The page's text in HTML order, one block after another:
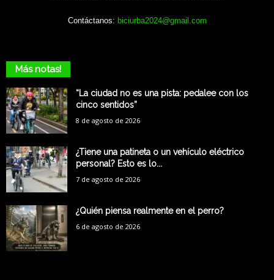
Contáctanos: biciurba2024@gmail.com
Más notas!
“La ciudad no es una pista: pedalee con los
cinco sentidos”
8 de agosto de 2026
¿Tiene una patineta o un vehículo eléctrico
personal? Esto es lo...
7 de agosto de 2026
¿Quién piensa realmente en el perro?
6 de agosto de 2026